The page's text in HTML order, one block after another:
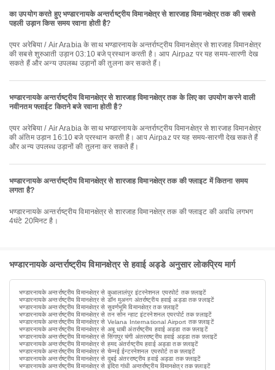
का उपयोग करते हुए भण्डारनायके अन्तर्राष्ट्रीय विमानक्षेत्र से शारजाह विमानक्षेत्र तक की सबसे
पहली उड़ान किस समय रवाना होती है?
एयर अरेबिया / Air Arabia के साथ भण्डारनायके अन्तर्राष्ट्रीय विमानक्षेत्र से शारजाह विमानक्षेत्र
की सबसे शुरुआती उड़ान 03:10 बजे प्रस्थान करती है। आप Airpaz पर यह समय-सारणी देख
सकते हैं और अन्य उपलब्ध उड़ानों की तुलना कर सकते हैं।
भण्डारनायके अन्तर्राष्ट्रीय विमानक्षेत्र से शारजाह विमानक्षेत्र तक के लिए का उपयोग करने वाली
नवीनतम फ्लाईट कितने बजे रवाना होती है?
एयर अरेबिया / Air Arabia के साथ भण्डारनायके अन्तर्राष्ट्रीय विमानक्षेत्र से शारजाह विमानक्षेत्र
की अंतिम उड़ान 16:10 बजे प्रस्थान करती है। आप Airpaz पर यह समय-सारणी देख सकते हैं
और अन्य उपलब्ध उड़ानों की तुलना कर सकते हैं।
भण्डारनायके अन्तर्राष्ट्रीय विमानक्षेत्र से शारजाह विमानक्षेत्र तक की फ्लाइट में कितना समय
लगता है?
भण्डारनायके अन्तर्राष्ट्रीय विमानक्षेत्र से शारजाह विमानक्षेत्र तक की फ्लाइट की अवधि लगभग
4घंटे 20मिनट है।
भण्डारनायके अन्तर्राष्ट्रीय विमानक्षेत्र से हवाई अड्डे अनुसार लोकप्रिय मार्ग
भण्डारनायके अन्तर्राष्ट्रीय विमानक्षेत्र से कुआलालंपुर इंटरनेशनल एयरपोर्ट तक फ़्लाइटें
भण्डारनायके अन्तर्राष्ट्रीय विमानक्षेत्र से डॉन मुअनग अंतर्राष्ट्रीय हवाई अड्डा तक फ़्लाइटें
भण्डारनायके अन्तर्राष्ट्रीय विमानक्षेत्र से सुवर्णभूमि विमानक्षेत्र तक फ़्लाइटें
भण्डारनायके अन्तर्राष्ट्रीय विमानक्षेत्र से तन सोन न्हाट इंटरनेशनल एयरपोर्ट तक फ़्लाइटें
भण्डारनायके अन्तर्राष्ट्रीय विमानक्षेत्र से Velana International Airport तक फ़्लाइटें
भण्डारनायके अन्तर्राष्ट्रीय विमानक्षेत्र से अबू धाबी अंतर्राष्ट्रीय हवाई अड्डा तक फ़्लाइटें
भण्डारनायके अन्तर्राष्ट्रीय विमानक्षेत्र से सिंगापुर चंगी अंतरराष्ट्रीय हवाई अड्डा तक फ़्लाइटें
भण्डारनायके अन्तर्राष्ट्रीय विमानक्षेत्र से हमद अंतर्राष्ट्रीय हवाई अड्डा तक फ़्लाइटें
भण्डारनायके अन्तर्राष्ट्रीय विमानक्षेत्र से चेन्नई ईन्टरनेशनल एयरपोर्ट तक फ़्लाइटें
भण्डारनायके अन्तर्राष्ट्रीय विमानक्षेत्र से दुबई अंतरराष्ट्रीय हवाई अड्डा तक फ़्लाइटें
भण्डारनायके अन्तर्राष्ट्रीय विमानक्षेत्र से इंदिरा गांधी अन्तर्राष्ट्रीय विमानक्षेत्र तक फ़्लाइटें